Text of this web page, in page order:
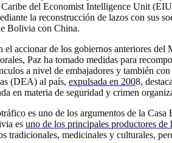
del Economist Intelligence Unit
la reconstrucción de lazos con sus
Bolivia con China.
el accionar de los gobiernos anteriores
Paz ha tomado medidas para
a nivel de embajadores y también
(DEA) al país, expulsada en 2008,
en materia de seguridad y crimen
es uno de los argumentos de la Casa
es uno de los principales productores de
tradicionales, medicinales y culturales,